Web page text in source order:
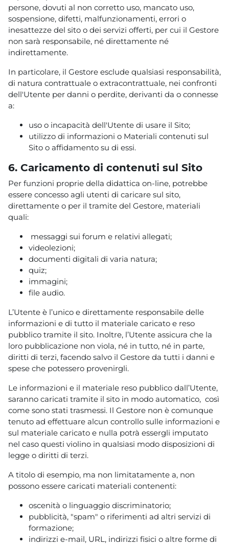
persone, dovuti al non corretto uso, mancato uso,
sospensione, difetti, malfunzionamenti, errori o
inesattezze del sito o dei servizi offerti, per cui il Gestore
non sarà responsabile, né direttamente né
indirettamente.
In particolare, il Gestore esclude qualsiasi responsabilità,
di natura contrattuale o extracontrattuale, nei confronti
dell'Utente per danni o perdite, derivanti da o connesse
a:
uso o incapacità dell'Utente di usare il Sito;
utilizzo di informazioni o Materiali contenuti sul
Sito o affidamento su di essi.
6. Caricamento di contenuti sul Sito
Per funzioni proprie della didattica on-line, potrebbe
essere concesso agli utenti di caricare sul sito,
direttamente o per il tramite del Gestore, materiali
quali:
messaggi sui forum e relativi allegati;
videolezioni;
documenti digitali di varia natura;
quiz;
immagini;
file audio.
L’Utente è l’unico e direttamente responsabile delle
informazioni e di tutto il materiale caricato e reso
pubblico tramite il sito. Inoltre, l’Utente assicura che la
loro pubblicazione non viola, né in tutto, né in parte,
diritti di terzi, facendo salvo il Gestore da tutti i danni e
spese che potessero provenirgli.
Le informazioni e il materiale reso pubblico dall’Utente,
saranno caricati tramite il sito in modo automatico, così
come sono stati trasmessi. Il Gestore non è comunque
tenuto ad effettuare alcun controllo sulle informazioni e
sul materiale caricato e nulla potrà essergli imputato
nel caso questi violino in qualsiasi modo disposizioni di
legge o diritti di terzi.
A titolo di esempio, ma non limitatamente a, non
possono essere caricati materiali contenenti:
oscenità o linguaggio discriminatorio;
pubblicità, "spam" o riferimenti ad altri servizi di
formazione;
indirizzi e-mail, URL, indirizzi fisici o altre forme di